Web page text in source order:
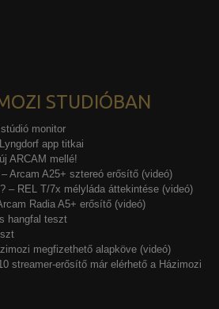
STUDIÓBAN
monitor
app titkai
ARCAM mellé!
Arcam A25+ sztereó erősítő (videó)
– REL T/7x mélyláda áttekintése (videó)
Radia A5+ erősítő (videó)
hangfal teszt
megfizethető alapköve (videó)
streamer-erősítő már elérhető a Házimozi